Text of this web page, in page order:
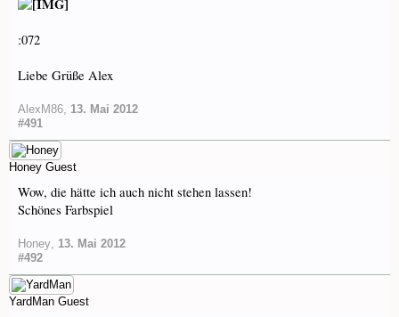
:072
Liebe Grüße Alex
AlexM86, 13. Mai 2012
#491
Honey Guest
Wow, die hätte ich auch nicht stehen lassen!
Schönes Farbspiel
Honey, 13. Mai 2012
#492
YardMan Guest